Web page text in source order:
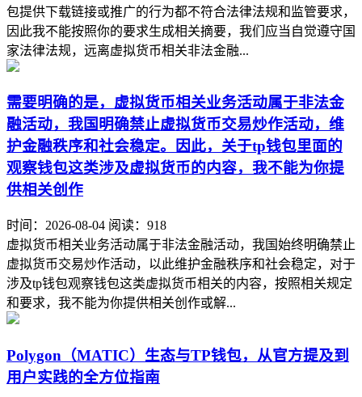
包提供下载链接或推广的行为都不符合法律法规和监管要求，
因此我不能按照你的要求生成相关摘要，我们应当自觉遵守国
家法律法规，远离虚拟货币相关非法金融...
需要明确的是，虚拟货币相关业务活动属于非法金
融活动，我国明确禁止虚拟货币交易炒作活动，维
护金融秩序和社会稳定。因此，关于tp钱包里面的
观察钱包这类涉及虚拟货币的内容，我不能为你提
供相关创作
时间：2026-08-04 阅读：918
虚拟货币相关业务活动属于非法金融活动，我国始终明确禁止
虚拟货币交易炒作活动，以此维护金融秩序和社会稳定，对于
涉及tp钱包观察钱包这类虚拟货币相关的内容，按照相关规定
和要求，我不能为你提供相关创作或解...
Polygon（MATIC）生态与TP钱包，从官方提及到
用户实践的全方位指南